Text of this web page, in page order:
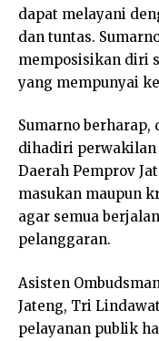
dapat melayani
dan tuntas.
memposisikan diri
yang mempunyai
Sumarno berharap,
dihadiri perwakilan
Daerah Pemprov
masukan maupun
agar semua
pelanggaran.
Asisten
Jateng, Tri
pelayanan publik